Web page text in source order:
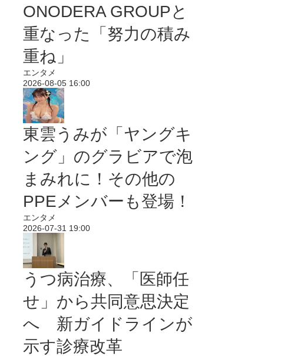
ONODERA GROUPと
重なった「努力の積み
重ね」
エンタメ
2026-08-05 16:00
東雲うみが「ヤングキ
ング」のグラビアで泡
まみれに！その他の
PPEメンバーも登場！
エンタメ
2026-07-31 19:00
うつ病治療、「医師任
せ」から共同意思決定
へ 新ガイドラインが
示す診療改革